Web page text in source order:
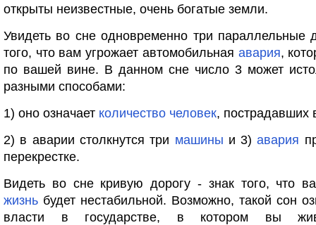
открыты неизвестные, очень богатые земли.
Увидеть во сне одновременно три параллельные
того, что вам угрожает автомобильная авария,
по вашей вине. В данном сне число 3 может
разными способами:
1) оно означает количество человек, пострадавших
2) в аварии столкнутся три машины и 3)авария
перекрестке.
Видеть во сне кривую дорогу - знак того, что
жизнь будет нестабильной. Возможно, такой сон
власти в государстве, в котором вы